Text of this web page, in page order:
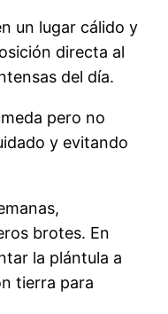
un lugar cálido y
directa al
del día.
pero no
y evitando
brotes. En
la plántula a
tierra para